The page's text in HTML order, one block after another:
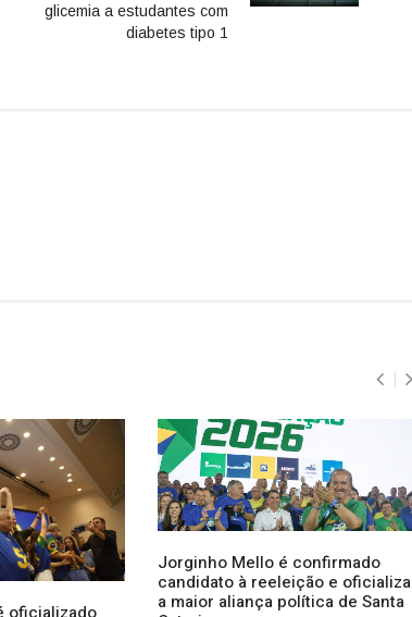
glicemia a estudantes com
diabetes tipo 1
Jorginho Mello é confirmado
candidato à reeleição e oficializa
a maior aliança política de Santa